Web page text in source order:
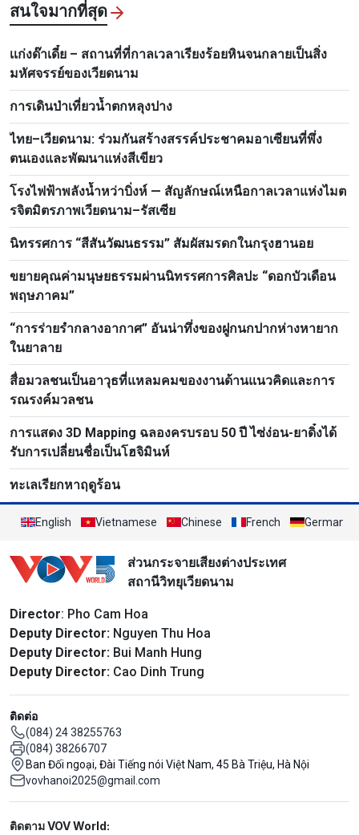
สนใจมากที่สุด
เเก่งด๊าเดี๋ย – สถานที่ที่กาลเวลาเรียงร้อยหินจนกลายเป็นสิ่ง
มหัศจรรย์ของเวียดนาม
การเดินป่าเที่ยวน้ำตกหลุงปาง
ไทย–เวียดนาม: ร่วมกันสร้างสรรค์ประชาคมอาเซียนที่พึ่ง
ตนเองและพัฒนาแห่งสีเขียว
โรงไฟฟ้าพลังน้ำหว่าบิ่งห์ — สัญลักษณ์เหนือกาลเวลาแห่งไมต
รจิตมิตรภาพเวียดนาม–รัสเซีย
นิทรรศการ “สีสันวัฒนธรรม” สัมผัสมรดกในกรุงฮานอย
ขยายคุณค่ามนุษยธรรมผ่านนิทรรศการศิลปะ “ดอกบัวเดือน
พฤษภาคม”
“การร่ายรำกลางอากาศ” อันน่าทึ่งของฝูกนกปากห่างหายาก
ในยาลาย
สื่อมวลชนเป็นอาวุธที่แหลมคมของงานด้านแนวคิดและการ
รณรงค์มวลชน
การแสดง 3D Mapping ฉลองครบรอบ 50 ปี ไซ่ง่อน-ยาดิ๋งได้
รับการเปลี่ยนชื่อเป็นโฮจิมินห์
ทะเลเรียกหาฤดูร้อน
English Vietnamese Chinese French German
ส่วนกระจายเสียงต่างประเทศ
สถานีวิทยุเวียดนาม
Director: Pho Cam Hoa
Deputy Director: Nguyen Thu Hoa
Deputy Director: Bui Manh Hung
Deputy Director: Cao Dinh Trung
ติดต่อ
(084) 24 38255763
(084) 38266707
Ban Đối ngoại, Đài Tiếng nói Việt Nam, 45 Bà Triệu, Hà Nội
vovhanoi2025@gmail.com
Mạng xã hội
ติดตาม VOV World: